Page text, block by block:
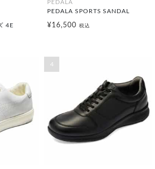
4E
PEDALA
PEDALA SPORTS SANDAL
¥16,500 税込
4